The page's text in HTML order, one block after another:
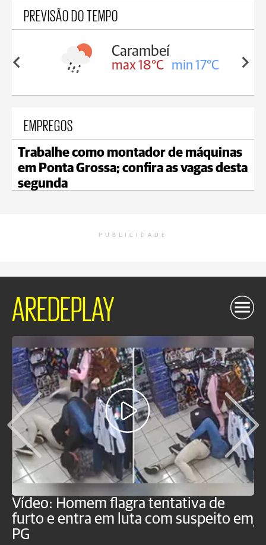
PREVISÃO DO TEMPO
18°C
Carambeí
max 18°C min 17°C
EMPREGOS
Trabalhe como montador de máquinas
em Ponta Grossa; confira as vagas desta
segunda
PUBLICIDADE
AREDEPLAY
Vídeo: Homem flagra tentativa de
furto e entra em luta com suspeito em
PG